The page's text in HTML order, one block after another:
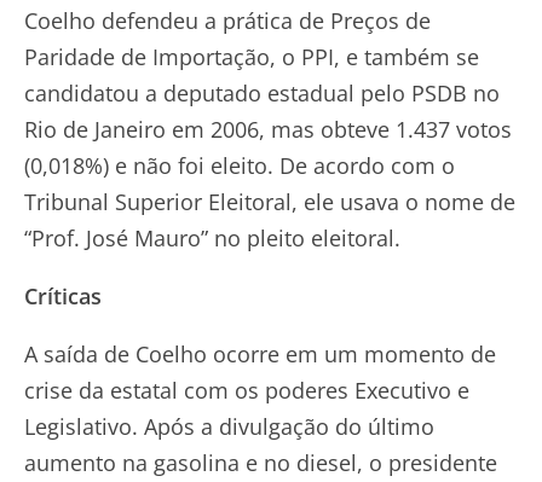
Coelho defendeu a prática de Preços de
Paridade de Importação, o PPI, e também se
candidatou a deputado estadual pelo PSDB no
Rio de Janeiro em 2006, mas obteve 1.437 votos
(0,018%) e não foi eleito. De acordo com o
Tribunal Superior Eleitoral, ele usava o nome de
“Prof. José Mauro” no pleito eleitoral.
Críticas
A saída de Coelho ocorre em um momento de
crise da estatal com os poderes Executivo e
Legislativo. Após a divulgação do último
aumento na gasolina e no diesel, o presidente